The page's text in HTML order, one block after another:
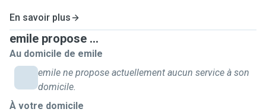
En savoir plus
emile propose ...
Au domicile de emile
emile ne propose actuellement aucun service à son
domicile.
À votre domicile